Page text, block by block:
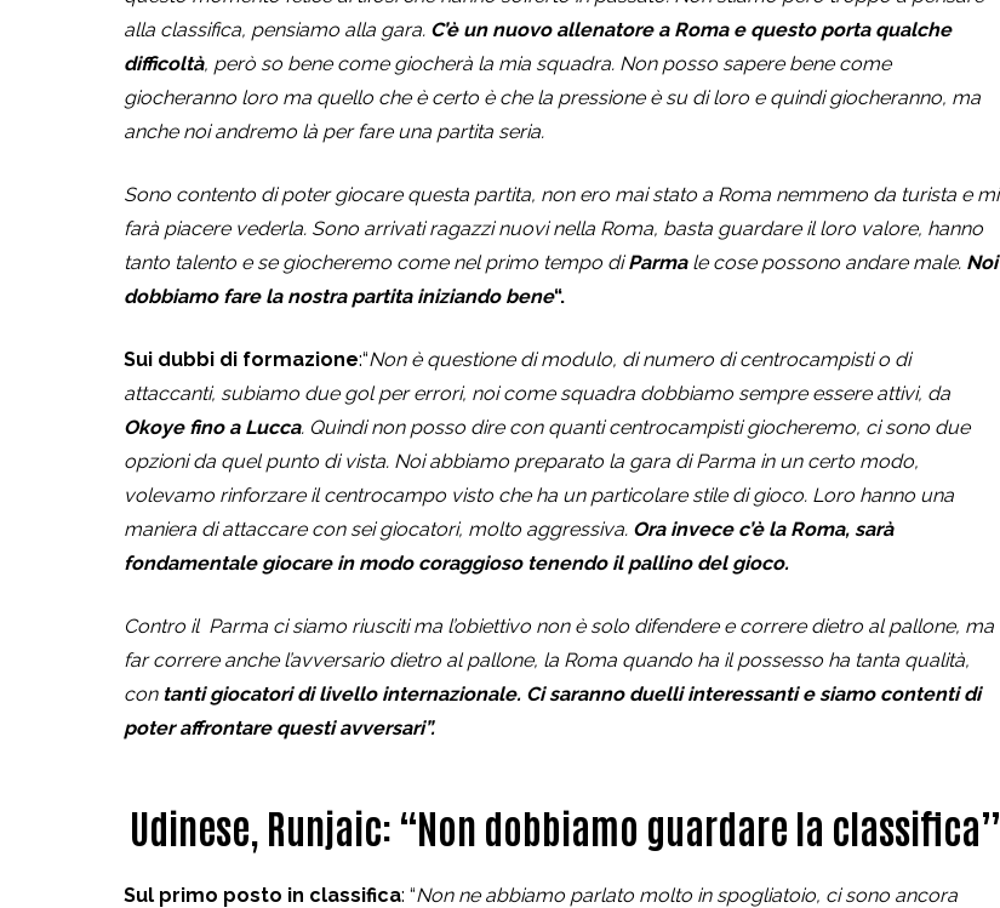
alla classifica, pensiamo alla gara. C’è un nuovo allenatore a Roma e questo porta qualche
difficoltà, però so bene come giocherà la mia squadra. Non posso sapere bene come
giocheranno loro ma quello che è certo è che la pressione è su di loro e quindi giocheranno, ma
anche noi andremo là per fare una partita seria.
Sono contento di poter giocare questa partita, non ero mai stato a Roma nemmeno da turista e mi
farà piacere vederla. Sono arrivati ragazzi nuovi nella Roma, basta guardare il loro valore, hanno
tanto talento e se giocheremo come nel primo tempo diParmale cose possono andare male. Noi
dobbiamo fare la nostra partita iniziando bene“.
Sui dubbi di formazione:“Non è questione di modulo, di numero di centrocampisti o di
attaccanti, subiamo due gol per errori, noi come squadra dobbiamo sempre essere attivi, da
Okoye fino a Lucca. Quindi non posso dire con quanti centrocampisti giocheremo, ci sono due
opzioni da quel punto di vista. Noi abbiamo preparato la gara di Parma in un certo modo,
volevamo rinforzare il centrocampo visto che ha un particolare stile di gioco. Loro hanno una
maniera di attaccare con sei giocatori, molto aggressiva. Ora invece c’è la Roma, sarà
fondamentale giocare in modo coraggioso tenendo il pallino del gioco.
Contro il Parma ci siamo riusciti ma l’obiettivo non è solo difendere e correre dietro al pallone, ma
far correre anche l’avversario dietro al pallone, la Roma quando ha il possesso ha tanta qualità,
con tanti giocatori di livello internazionale. Ci saranno duelli interessanti e siamo contenti di
poter affrontare questi avversari”.
Udinese, Runjaic: “Non dobbiamo guardare la classifica”
Sul primo posto in classifica: “Non ne abbiamo parlato molto in spogliatoio, ci sono ancora